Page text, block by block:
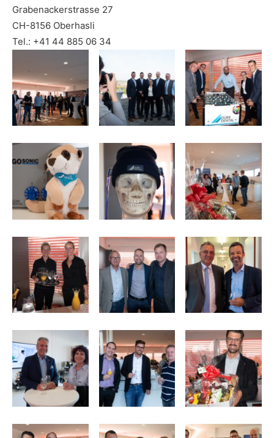
Grabenackerstrasse 27
CH-8156 Oberhasli
Tel.: +41 44 885 06 34